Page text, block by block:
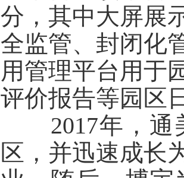
分，其中大屏展
全监管、封闭化
用管理平台用于
评价报告等园区
2017年，通
区，并迅速成长